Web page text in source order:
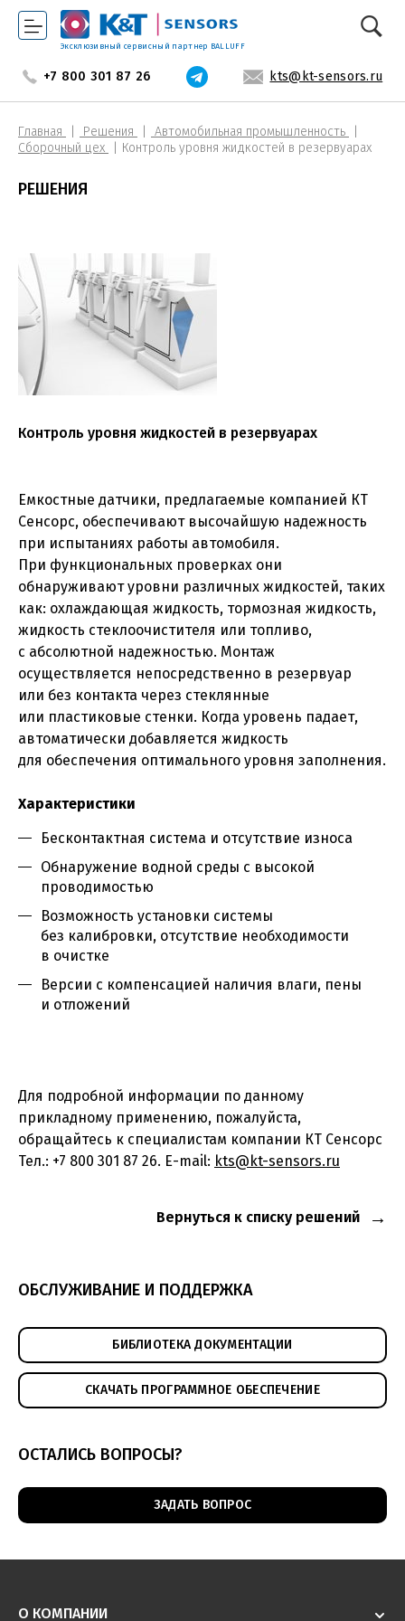
Эксклюзивный сервисный партнер BALLUFF
+7 800 301 87 26 kts@kt-sensors.ru
Главная Решения
Автомобильная промышленность
Сборочный цех
Контроль уровня жидкостей в резервуарах
РЕШЕНИЯ
Контроль уровня жидкостей в резервуарах
Емкостные датчики, предлагаемые компанией КТ
Сенсорс, обеспечивают высочайшую надежность
при испытаниях работы автомобиля.
При функциональных проверках они
обнаруживают уровни различных жидкостей, таких
как: охлаждающая жидкость, тормозная жидкость,
жидкость стеклоочистителя или топливо,
с абсолютной надежностью. Монтаж
осуществляется непосредственно в резервуар
или без контакта через стеклянные
или пластиковые стенки. Когда уровень падает,
автоматически добавляется жидкость
для обеспечения оптимального уровня заполнения.
Характеристики
Бесконтактная система и отсутствие износа
Обнаружение водной среды с высокой
проводимостью
Возможность установки системы
без калибровки, отсутствие необходимости
в очистке
Версии с компенсацией наличия влаги, пены
и отложений
Для подробной информации по данному
прикладному применению, пожалуйста,
обращайтесь к специалистам компании КТ Сенсорс
Тел.: +7 800 301 87 26. E-mail: kts@kt-sensors.ru
Вернуться к списку решений
ОБСЛУЖИВАНИЕ И ПОДДЕРЖКА
БИБЛИОТЕКА ДОКУМЕНТАЦИИ
СКАЧАТЬ ПРОГРАММНОЕ ОБЕСПЕЧЕНИЕ
ОСТАЛИСЬ ВОПРОСЫ?
ЗАДАТЬ ВОПРОС
О КОМПАНИИ